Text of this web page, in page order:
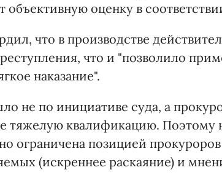
объективную оценку в
что в производстве
что и "позволило
наказание".
не по инициативе суда, а
тяжелую квалификацию. Поэтому
ограничена позицией
(искреннее раскаяние) и